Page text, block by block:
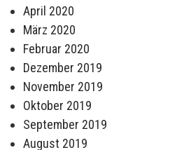
April 2020
März 2020
Februar 2020
Dezember 2019
November 2019
Oktober 2019
September 2019
August 2019